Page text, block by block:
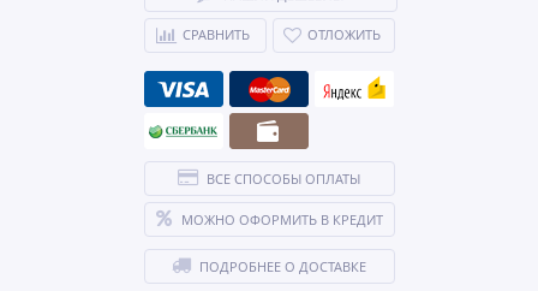
СРАВНИТЬ ОТЛОЖИТЬ
ВСЕ СПОСОБЫ ОПЛАТЫ
МОЖНО ОФОРМИТЬ В КРЕДИТ
ПОДРОБНЕЕ О ДОСТАВКЕ